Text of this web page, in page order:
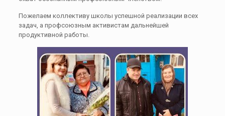
Пожелаем коллективу школы успешной реализации всех
задач, а профсоюзным активистам дальнейшей
продуктивной работы.